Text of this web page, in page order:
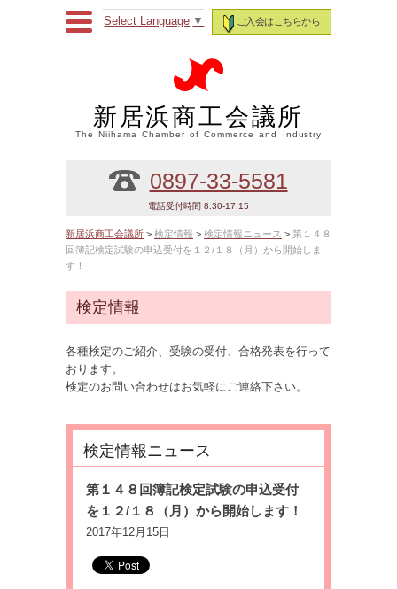
ご入会はこちらから
Select Language ▼
新居浜商工会議所
The Niihama Chamber of Commerce and Industry
0897-33-5581
電話受付時間 8:30-17:15
新居浜商工会議所 > 検定情報 > 検定情報ニュース > 第１４８
回簿記検定試験の申込受付を１２/１８（月）から開始しま
す！
検定情報
各種検定のご紹介、受験の受付、合格発表を行って
おります。
検定のお問い合わせはお気軽にご連絡下さい。
検定情報ニュース
第１４８回簿記検定試験の申込受付
を１２/１８（月）から開始します！
2017年12月15日